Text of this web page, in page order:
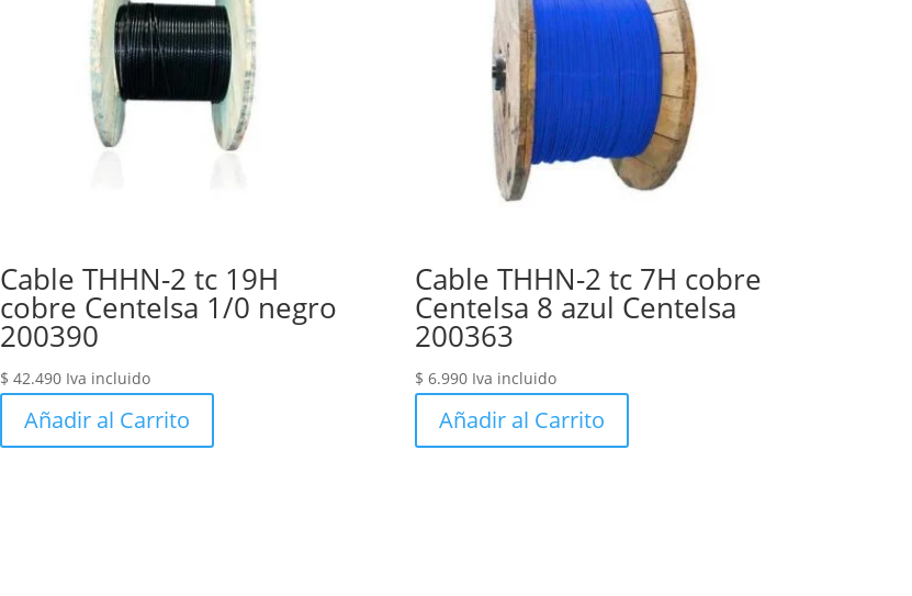
Cable THHN-2 tc 19H
cobre Centelsa 1/0 negro
200390
$ 42.490 Iva incluido
Añadir al Carrito
Cable THHN-2 tc 7H cobre
Centelsa 8 azul Centelsa
200363
$ 6.990 Iva incluido
Añadir al Carrito